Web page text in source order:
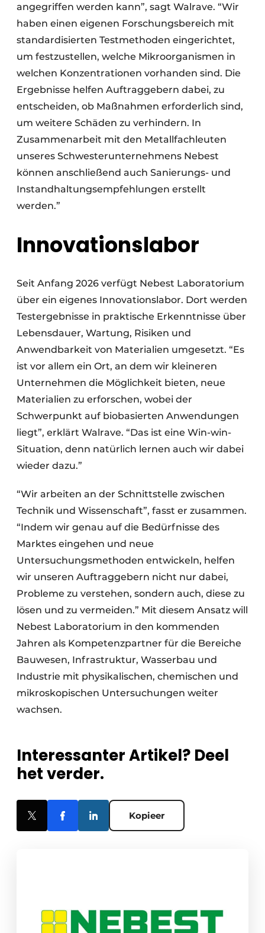
angegriffen werden kann”, sagt Walrave. “Wir
haben einen eigenen Forschungsbereich mit
standardisierten Testmethoden eingerichtet,
um festzustellen, welche Mikroorganismen in
welchen Konzentrationen vorhanden sind. Die
Ergebnisse helfen Auftraggebern dabei, zu
entscheiden, ob Maßnahmen erforderlich sind,
um weitere Schäden zu verhindern. In
Zusammenarbeit mit den Metallfachleuten
unseres Schwesterunternehmens Nebest
können anschließend auch Sanierungs- und
Instandhaltungsempfehlungen erstellt
werden.”
Innovationslabor
Seit Anfang 2026 verfügt Nebest Laboratorium
über ein eigenes Innovationslabor. Dort werden
Testergebnisse in praktische Erkenntnisse über
Lebensdauer, Wartung, Risiken und
Anwendbarkeit von Materialien umgesetzt. “Es
ist vor allem ein Ort, an dem wir kleineren
Unternehmen die Möglichkeit bieten, neue
Materialien zu erforschen, wobei der
Schwerpunkt auf biobasierten Anwendungen
liegt”, erklärt Walrave. “Das ist eine Win-win-
Situation, denn natürlich lernen auch wir dabei
wieder dazu.”
“Wir arbeiten an der Schnittstelle zwischen
Technik und Wissenschaft”, fasst er zusammen.
“Indem wir genau auf die Bedürfnisse des
Marktes eingehen und neue
Untersuchungsmethoden entwickeln, helfen
wir unseren Auftraggebern nicht nur dabei,
Probleme zu verstehen, sondern auch, diese zu
lösen und zu vermeiden.” Mit diesem Ansatz will
Nebest Laboratorium in den kommenden
Jahren als Kompetenzpartner für die Bereiche
Bauwesen, Infrastruktur, Wasserbau und
Industrie mit physikalischen, chemischen und
mikroskopischen Untersuchungen weiter
wachsen.
Interessanter Artikel? Deel
het verder.
Kopieer